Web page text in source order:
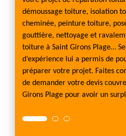
démoussage toiture, isolation
cheminée, peinture toiture,
gouttière, nettoyage et
toiture à Saint Girons Plage…
d’expérience lui a permis de
préparer votre projet. Faites
de demander votre devis
Girons Plage pour avoir un